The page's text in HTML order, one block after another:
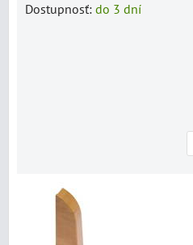
Dostupnosť: do 3 dní